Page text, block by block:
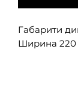
Габарити
Ширина 220